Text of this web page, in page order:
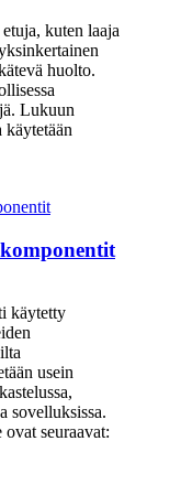
kuten laaja
huolto.
Lukuun
käytetään
käytetty
usein
sovelluksissa.
seuraavat: